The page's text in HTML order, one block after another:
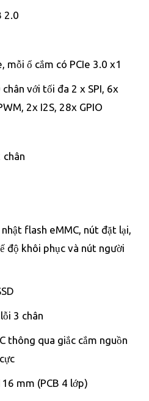
2.0
mỗi ổ cắm có PCIe 3.0 x1
với tối đa 2 x SPI, 6x
2x I2S, 28x GPIO
chân
nhật flash eMMC, nút đặt lại,
độ khôi phục và nút người
3 chân
thông qua giắc cắm nguồn
mm (PCB 4 lớp)